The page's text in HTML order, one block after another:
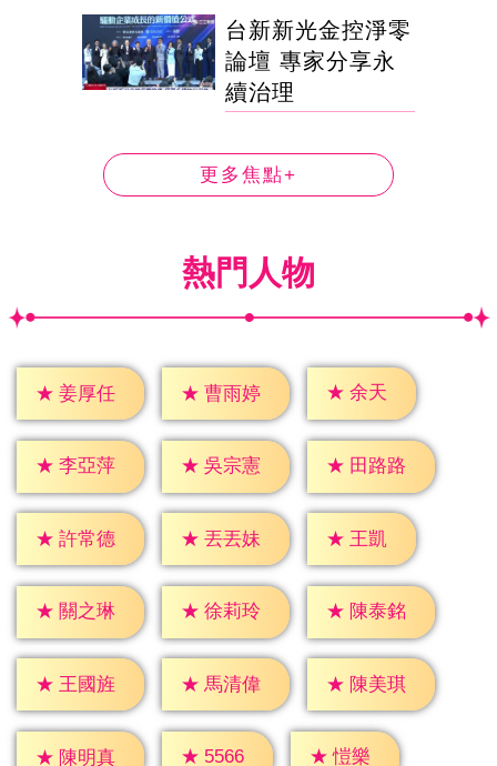
台新新光金控淨零
論壇 專家分享永
續治理
更多焦點+
熱門人物
★ 姜厚任 ★ 曹雨婷 ★ 余天
★ 李亞萍 ★ 吳宗憲 ★ 田路路
★ 許常德 ★ 丟丟妹 ★ 王凱
★ 關之琳 ★ 徐莉玲 ★ 陳泰銘
★ 王國旌 ★ 馬清偉 ★ 陳美琪
★ 陳明真 ★ 5566 ★ 愷樂